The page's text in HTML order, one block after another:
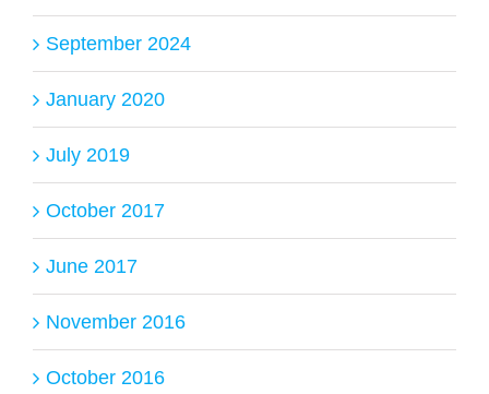
September 2024
January 2020
July 2019
October 2017
June 2017
November 2016
October 2016